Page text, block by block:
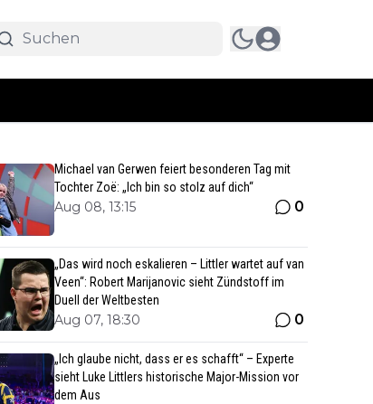
Michael van Gerwen feiert besonderen Tag mit
Tochter Zoë: „Ich bin so stolz auf dich“
Aug 08, 13:15 0
„Das wird noch eskalieren – Littler wartet auf van
Veen“: Robert Marijanovic sieht Zündstoff im
Duell der Weltbesten
Aug 07, 18:30 0
„Ich glaube nicht, dass er es schafft“ – Experte
sieht Luke Littlers historische Major-Mission vor
dem Aus